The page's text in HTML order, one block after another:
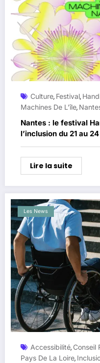
Culture, Festival,
Machines De L’île,
Nantes : le festival
l’inclusion du 21 au
Lire la suite
Les News
Accessibilité, Conseil
Pays De La Loire,